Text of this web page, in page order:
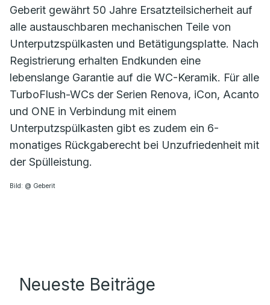
Geberit gewährt 50 Jahre Ersatzteilsicherheit auf
alle austauschbaren mechanischen Teile von
Unterputzspülkasten und Betätigungsplatte. Nach
Registrierung erhalten Endkunden eine
lebenslange Garantie auf die WC-Keramik. Für alle
TurboFlush-WCs der Serien Renova, iCon, Acanto
und ONE in Verbindung mit einem
Unterputzspülkasten gibt es zudem ein 6-
monatiges Rückgaberecht bei Unzufriedenheit mit
der Spülleistung.
Bild: @ Geberit
Neueste Beiträge